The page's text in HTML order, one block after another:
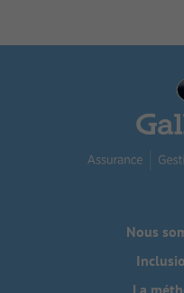
Nous